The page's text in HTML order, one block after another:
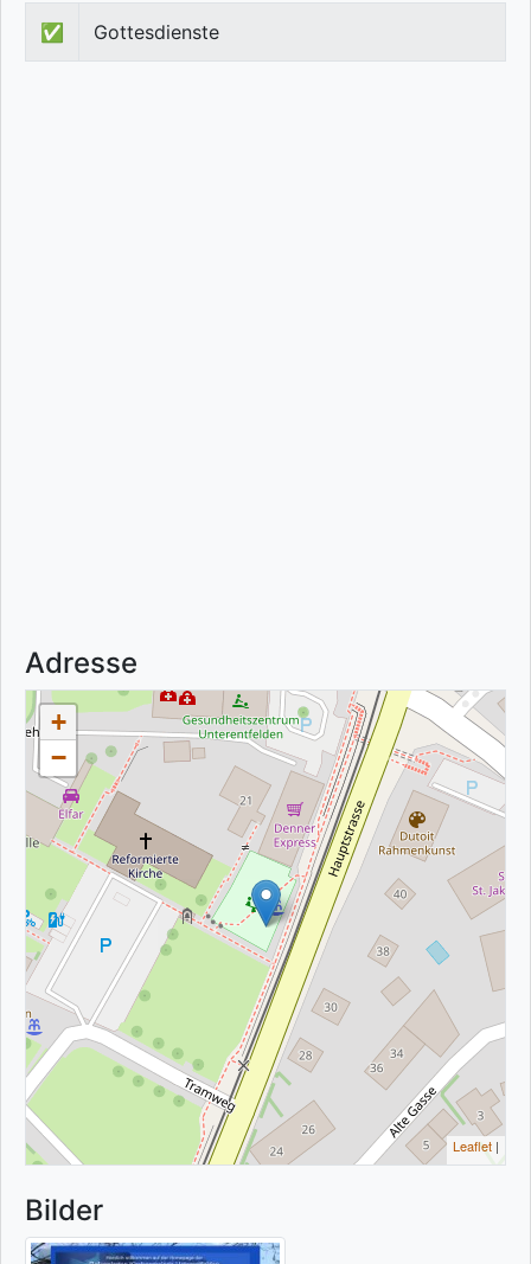
✅ Gottesdienste
Adresse
+
−
Leaflet |
Bilder